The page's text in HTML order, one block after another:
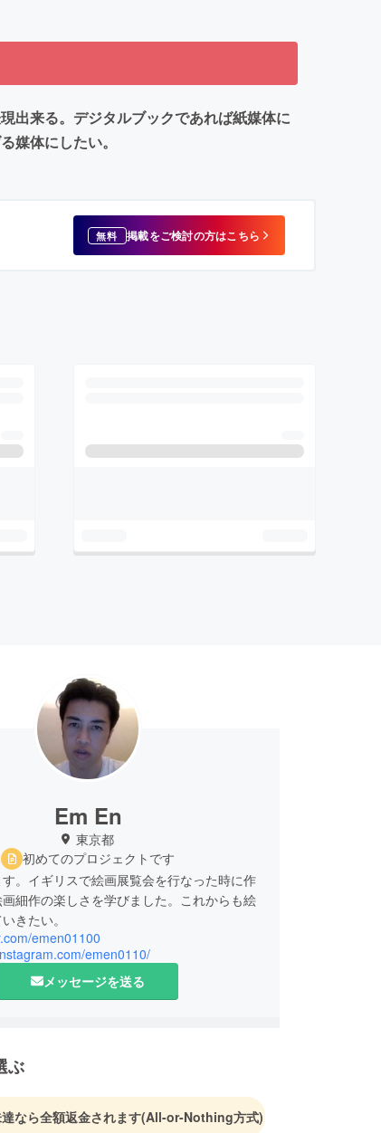
出来る。デジタルブックであれば紙媒体に
媒体にしたい。
無料 掲載をご検討の方はこちら
Em En
東京都
初めてのプロジェクトです
。イギリスで絵画展覧会を行なった時に作
細作の楽しさを学びました。これからも絵
きたい。
emen01100
emen0110/
メッセージを送る
ぶ
なら全額返金されます(All-or-Nothing方式)